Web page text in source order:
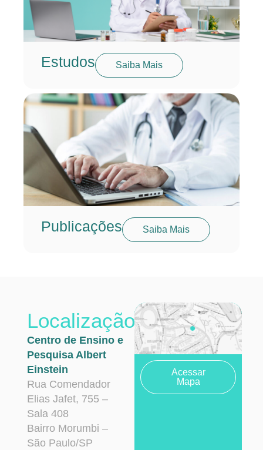
Estudos Saiba Mais
Publicações Saiba Mais
Localização
Centro de Ensino e
Pesquisa Albert
Einstein
Rua Comendador
Elias Jafet, 755 –
Sala 408
Bairro Morumbi –
São Paulo/SP
Acessar
Mapa